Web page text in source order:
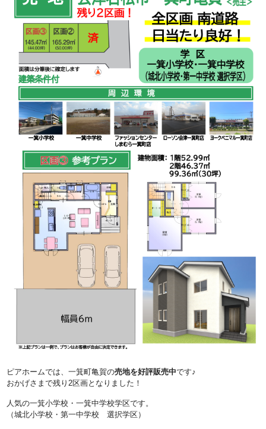
ピアホームでは、一箕町亀賀の売地を好評販売中です♪
おかげさまで残り2区画となりました！
人気の一箕小学校・一箕中学校学区です。
（城北小学校・第一中学校 選択学区）